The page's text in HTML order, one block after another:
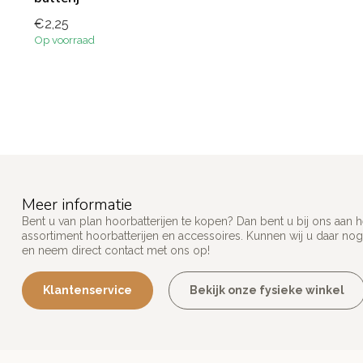
€2,25
Op voorraad
Meer informatie
Bent u van plan hoorbatterijen te kopen? Dan bent u bij ons aan
assortiment hoorbatterijen en accessoires. Kunnen wij u daar
en neem direct contact met ons op!
Klantenservice Bekijk onze fysieke winkel